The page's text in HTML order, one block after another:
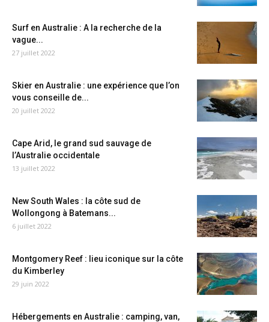
Surf en Australie : A la recherche de la
vague...
27 juillet 2022
Skier en Australie : une expérience que l’on
vous conseille de...
20 juillet 2022
Cape Arid, le grand sud sauvage de
l’Australie occidentale
13 juillet 2022
New South Wales : la côte sud de
Wollongong à Batemans...
6 juillet 2022
Montgomery Reef : lieu iconique sur la côte
du Kimberley
29 juin 2022
Hébergements en Australie : camping, van,